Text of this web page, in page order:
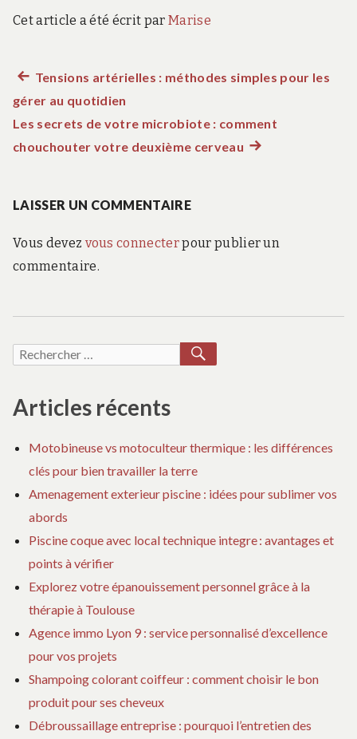
Cet article a été écrit par Marise
Navigation
de
Article
précédent :
Tensions artérielles : méthodes simples pour les
gérer au quotidien
Les secrets de votre microbiote : comment
chouchouter votre deuxième cerveauArticle
LAISSER UN COMMENTAIRE
Vous devez vous connecterpour publier un
commentaire.
Recherche
Articles récents
Motobineuse vs motoculteur thermique : les différences
clés pour bien travailler la terre
Amenagement exterieur piscine : idées pour sublimer vos
abords
Piscine coque avec local technique integre : avantages et
points à vérifier
Explorez votre épanouissement personnel grâce à la
thérapie à Toulouse
Agence immo Lyon 9 : service personnalisé d’excellence
pour vos projets
Shampoing colorant coiffeur : comment choisir le bon
produit pour ses cheveux
Débroussaillage entreprise : pourquoi l’entretien des